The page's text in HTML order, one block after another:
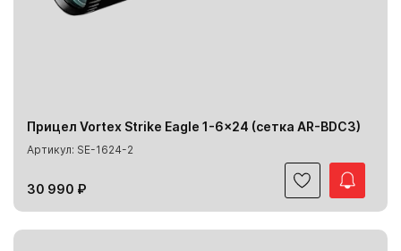
Прицел Vortex Strike Eagle 1-6x24 (сетка AR-BDC3)
Артикул: SE-1624-2
30 990 ₽